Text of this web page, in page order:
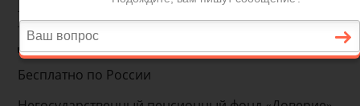
реорганизация НПФ
Доверие
Бесплатно по России